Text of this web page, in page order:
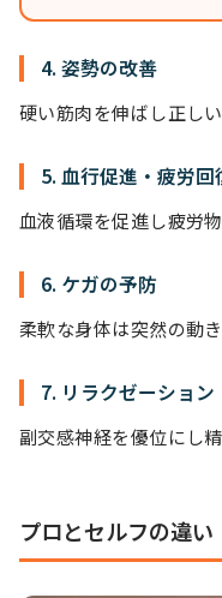
4. 姿勢の改善
硬い筋肉を伸ばし正し
5. 血行促進・疲労回
血液循環を促進し疲労
6. ケガの予防
柔軟な身体は突然の動
7. リラクゼーション
副交感神経を優位にし
プロとセルフの違い